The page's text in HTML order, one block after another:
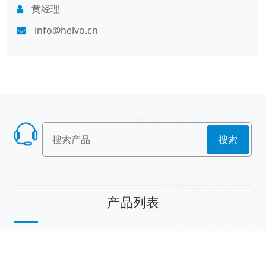
黄经理
info@helvo.cn
搜索
产品列表